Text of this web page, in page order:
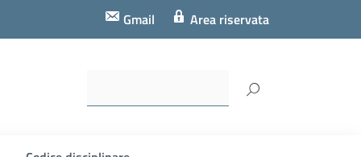
Gmail Area riservata